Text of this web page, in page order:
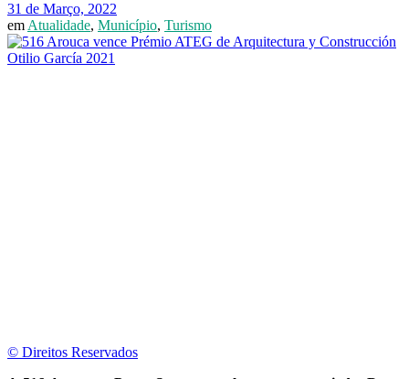
31 de Março, 2022
em Atualidade, Município, Turismo
© Direitos Reservados